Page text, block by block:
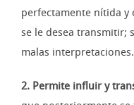
perfectamente nítida
se le desea transmitir;
malas interpretaciones.
2. Permite influir y